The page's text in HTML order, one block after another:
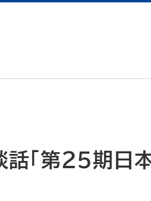
話「第25期日